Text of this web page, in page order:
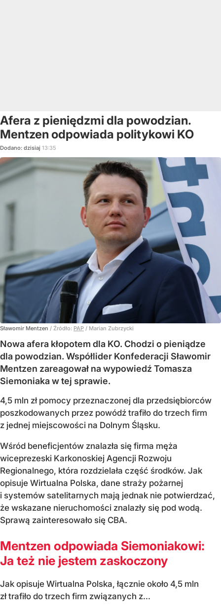
Afera z pieniędzmi dla powodzian.
Mentzen odpowiada politykowi KO
Dodano: dzisiaj 13:35
Sławomir Mentzen / Źródło: PAP / Marian Zubrzycki
Nowa afera kłopotem dla KO. Chodzi o pieniądze
dla powodzian. Współlider Konfederacji Sławomir
Mentzen zareagował na wypowiedź Tomasza
Siemoniaka w tej sprawie.
4,5 mln zł pomocy przeznaczonej dla przedsiębiorców
poszkodowanych przez powódź trafiło do trzech firm
z jednej miejscowości na Dolnym Śląsku.
Wśród beneficjentów znalazła się firma męża
wiceprezeski Karkonoskiej Agencji Rozwoju
Regionalnego, która rozdzielała część środków. Jak
opisuje Wirtualna Polska, dane straży pożarnej
i systemów satelitarnych mają jednak nie potwierdzać,
że wskazane nieruchomości znalazły się pod wodą.
Sprawą zainteresowało się CBA.
Mentzen odpowiada Siemoniakowi:
Ja też nie jestem zaskoczony
Jak opisuje Wirtualna Polska, łącznie około 4,5 mln
zł trafiło do trzech firm związanych z...